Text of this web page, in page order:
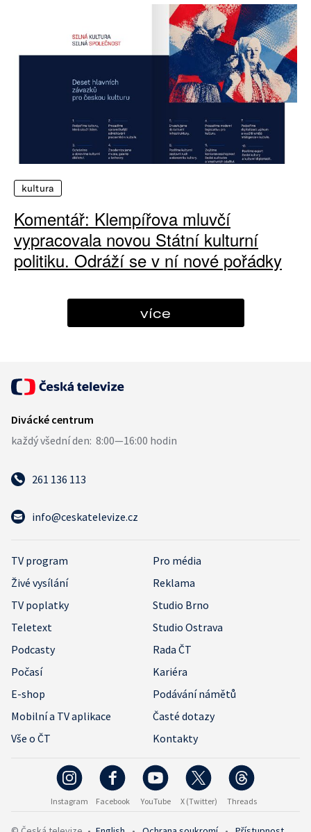
kultura
Komentář: Klempířova mluvčí
vypracovala novou Státní kulturní
politiku. Odráží se v ní nové pořádky
více
261 136 113
info@ceskatelevize.cz
TV program
Pro média
Živé vysílání
Reklama
TV poplatky
Studio Brno
Teletext
Studio Ostrava
Podcasty
Rada ČT
Počasí
Kariéra
E-shop
Podávání námětů
Mobilní a TV aplikace
Časté dotazy
Vše o ČT
Kontakty
Instagram Facebook YouTube X (Twitter) Threads